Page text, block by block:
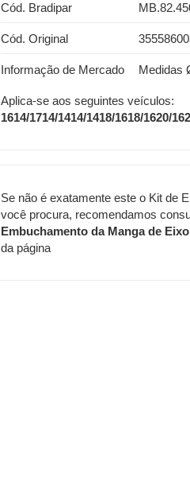
Cód. Bradipar
Cód. Original
Informação de Mercado Medidas
Aplica-se aos seguintes veículos:
1614/1714/1414/1418/1618/1620/
Se não é exatamente este o Kit de
você procura, recomendamos
Embuchamento da Manga de Eixo
da página